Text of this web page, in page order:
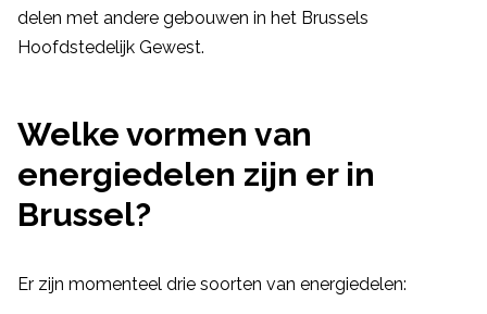
delen met andere gebouwen in het Brussels
Hoofdstedelijk Gewest.
Welke vormen van
energiedelen zijn er in
Brussel?
Er zijn momenteel drie soorten van energiedelen: